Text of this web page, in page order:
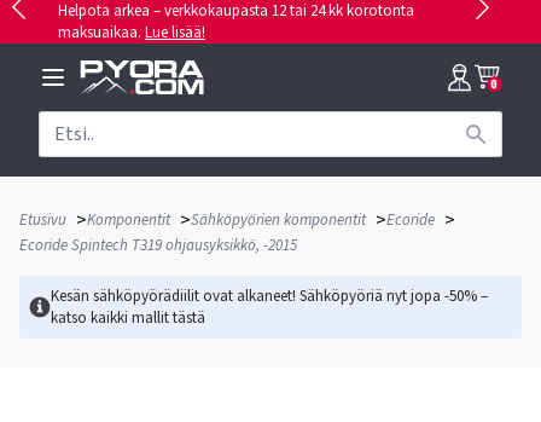
Helpota arkea – verkkokaupasta 12 tai 24 kk korotonta
maksuaikaa. Lue lisää!
0
Etusivu >Komponentit >Sähköpyörien komponentit >Ecoride >
Ecoride Spintech T319 ohjausyksikkö, -2015
Kesän sähköpyörädiilit ovat alkaneet! Sähköpyöriä nyt jopa -50% –
katso kaikki mallittästä